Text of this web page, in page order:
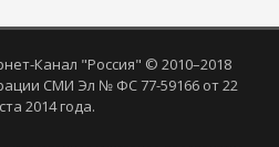
Канал "Россия" © 2010–2018
СМИ Эл № ФС 77-59166 от 22
2014 года.